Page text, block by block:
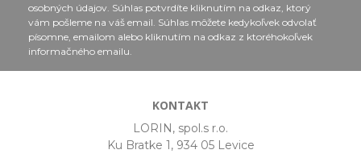
osobných údajov. Súhlas potvrdíte kliknutím na odkaz, ktorý
vám pošleme na váš email. Súhlas môžete kedykoľvek odvolať
písomne, emailom alebo kliknutím na odkaz z ktoréhokoľvek
informačného emailu.
KONTAKT
LORIN, spol.s r.o.
Ku Bratke 1, 934 05 Levice